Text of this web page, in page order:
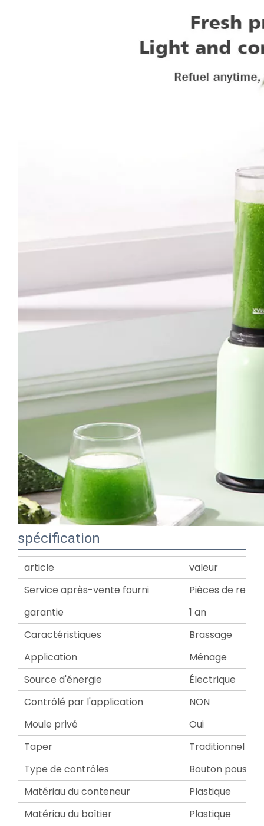
spécification
article
valeur
Service après-vente fourni
Pièces de
garantie
1 an
Caractéristiques
Brassage
Application
Ménage
Source d'énergie
Électrique
Contrôlé par l'application
NON
Moule privé
Oui
Taper
Traditionnel /
Type de contrôles
Bouton poussoir
Matériau du conteneur
Plastique
Matériau du boîtier
Plastique